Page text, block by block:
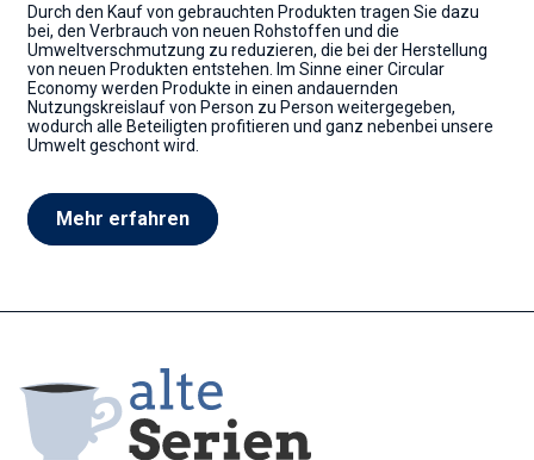
Durch den Kauf von gebrauchten Produkten tragen Sie dazu
bei, den Verbrauch von neuen Rohstoffen und die
Umweltverschmutzung zu reduzieren, die bei der Herstellung
von neuen Produkten entstehen. Im Sinne einer Circular
Economy werden Produkte in einen andauernden
Nutzungskreislauf von Person zu Person weitergegeben,
wodurch alle Beteiligten profitieren und ganz nebenbei unsere
Umwelt geschont wird.
Mehr erfahren